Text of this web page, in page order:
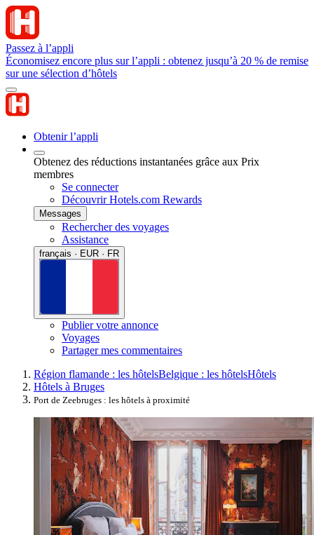
Passez à l’appli
Économisez encore plus sur l’appli : obtenez jusqu’à 20 % de remise
sur une sélection d’hôtels
Obtenir l’appli
Obtenez des réductions instantanées grâce aux Prix
membres
Se connecter
Découvrir Hotels.com Rewards
Messages
Rechercher des voyages
Assistance
français · EUR · FR
Publier votre annonce
Voyages
Partager mes commentaires
Région flamande : les hôtelsBelgique : les hôtelsHôtels
Hôtels à Bruges
Port de Zeebruges : les hôtels à proximité